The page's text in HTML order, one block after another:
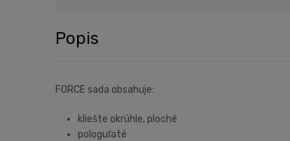
Popis
FORCE sada obsahuje:
kliešte okrúhle, ploché
pologuľaté